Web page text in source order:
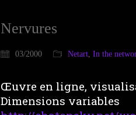
Nervures
03/2000 Netart, In the
Œuvre en ligne,
Dimensions variables